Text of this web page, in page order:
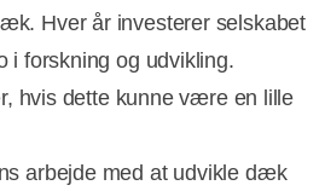
Hver år investerer selskabet
i forskning og udvikling.
hvis dette kunne være en lille
arbejde med at udvikle dæk